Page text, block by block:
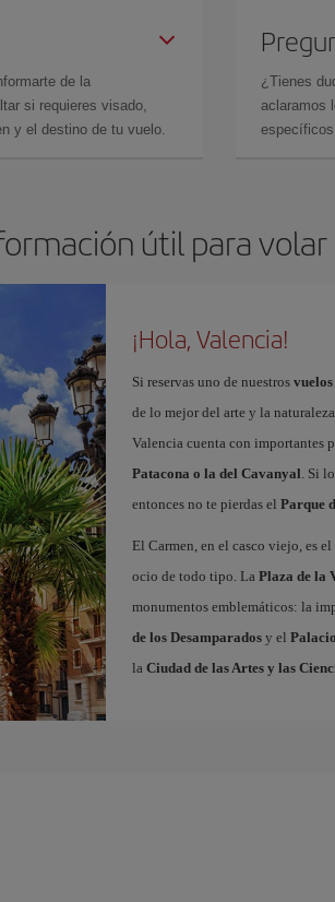
de la
si requieres visado,
y el destino de tu vuelo.
¿Tienes
aclaramos
útil para volar
¡Hola, Valencia!
Si reservas uno de nuestros
de lo mejor del arte y la
Valencia cuenta con importantes
Patacona o la del Cavanyal. Si
entonces no te pierdas el Parque
El Carmen, en el casco viejo, es
ocio de todo tipo. La Plaza de la
monumentos emblemáticos: la
de los Desamparadosy el
la Ciudad de las Artes y las